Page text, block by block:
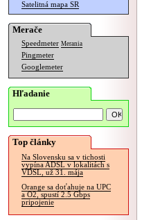
Satelitná mapa SR
Merače
Speedmeter Merania
Pingmeter
Googlemeter
Hľadanie
Top články
Na Slovensku sa v tichosti
vypína ADSL v lokalitách s
VDSL, už 31. mája
Orange sa doťahuje na UPC
a O2, spustí 2.5 Gbps
pripojenie